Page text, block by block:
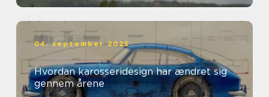
04. september 2025
Hvordan karosseridesign har ændret sig
gennem årene